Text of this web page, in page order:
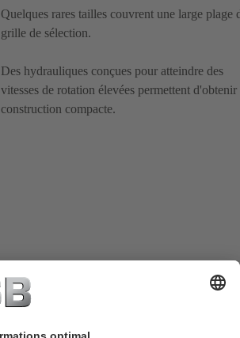
Quelques rares tailles couvrent une large plage
grille de sélection.
Des hydrauliques conçues pour atteindre des
vitesses de rotation élevées permettent d'obtenir
construction compacte.